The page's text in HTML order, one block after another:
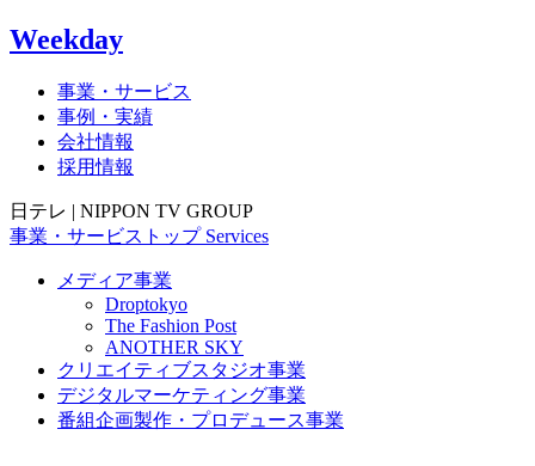
Weekday
事業・サービス
事例・実績
会社情報
採用情報
日テレ | NIPPON TV GROUP
事業・サービス トップ Services
メディア事業
Droptokyo
The Fashion Post
ANOTHER SKY
クリエイティブスタジオ事業
デジタルマーケティング事業
番組企画製作・プロデュース事業